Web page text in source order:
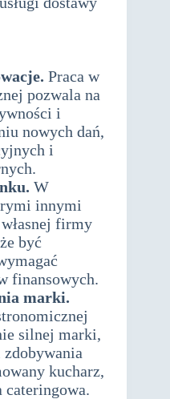
Praca w
pozwala na
i
nowych dań,
i
W
innymi
firmy
być
finansowych.
marki.
silnej marki,
kucharz,